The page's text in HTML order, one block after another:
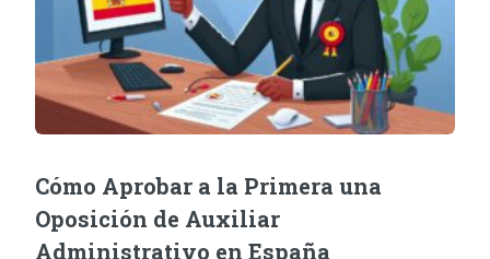
Cómo Aprobar a la Primera una
Oposición de Auxiliar
Administrativo en España